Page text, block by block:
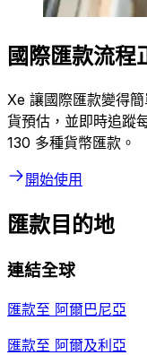
國際匯款流程
Xe 讓國際匯款變得
貨預估，並即時追蹤
130 多種貨幣匯款。
開始使用
匯款目的地
連結全球
匯款至 阿爾巴尼亞
匯款至 阿爾及利亞